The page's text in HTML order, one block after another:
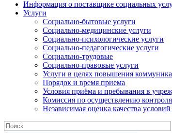
Информация о поставщике социальных
Услуги
Социально-бытовые услуги
Социально-медицинские услуги
Социально-психологические услуги
Социально-педагогические услуги
Социально-трудовые
Социально-правовые услуги
Услуги в целях повышения
Порядок и время приема
Условия приёма и пребывания в
Комиссия по осуществлению
Независимая оценка качества условий